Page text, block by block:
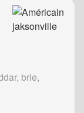
brie,